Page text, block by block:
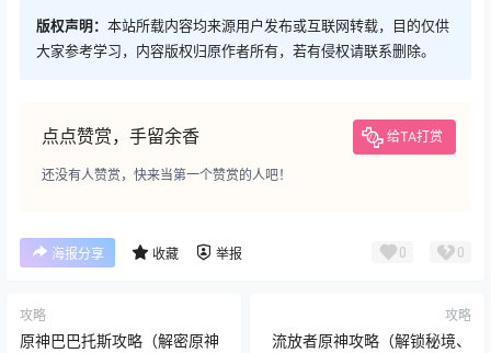
版权声明： 本站所载内容均来源用户发布或互联网转载，目的仅供
大家参考学习，内容版权归原作者所有，若有侵权请联系删除。
点点赞赏，手留余香 给TA打赏
还没有人赞赏，快来当第一个赞赏的人吧！
海报分享 收藏 举报 0 0
攻略
原神巴巴托斯攻略（解密原神
攻略
流放者原神攻略（解锁秘境、